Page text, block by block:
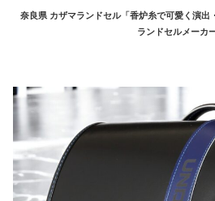
奈良県 カザマランドセル「香炉糸で可愛く演出
ランドセルメーカー